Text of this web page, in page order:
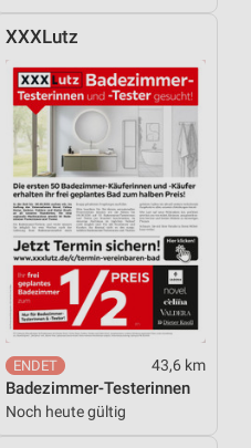
XXXLutz
43,6 km
Badezimmer-Testerinnen
Noch heute gültig